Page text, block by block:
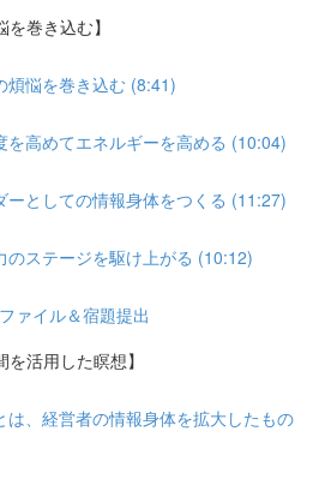
巻き込む】
悩を巻き込む (8:41)
高めてエネルギーを高める (10:04)
としての情報身体をつくる (11:27)
ステージを駆け上がる (10:12)
ァイル＆宿題提出
活用した瞑想】
、経営者の情報身体を拡大したもの